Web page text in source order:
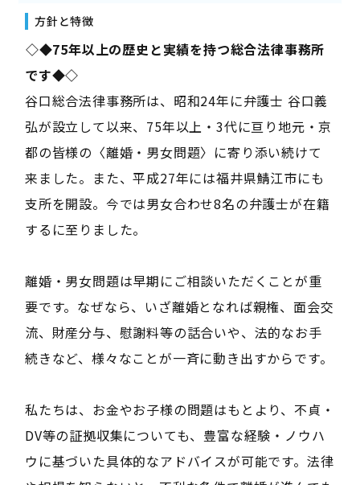
方針と特徴
――◇◆75年以上の歴史と実績を持つ総合法律事務所
です◆◇――
谷口総合法律事務所は、昭和24年に弁護士 谷口義
弘が設立して以来、75年以上・3代に亘り地元・京
都の皆様の〈離婚・男女問題〉に寄り添い続けて
来ました。また、平成27年には福井県鯖江市にも
支所を開設。今では男女合わせ8名の弁護士が在籍
するに至りました。
離婚・男女問題は早期にご相談いただくことが重
要です。なぜなら、いざ離婚となれば親権、面会交
流、財産分与、慰謝料等の話合いや、法的なお手
続きなど、様々なことが一斉に動き出すからです。
私たちは、お金やお子様の問題はもとより、不貞・
DV等の証拠収集についても、豊富な経験・ノウハ
ウに基づいた具体的なアドバイスが可能です。法律